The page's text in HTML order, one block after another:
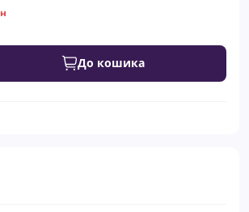
До кошика